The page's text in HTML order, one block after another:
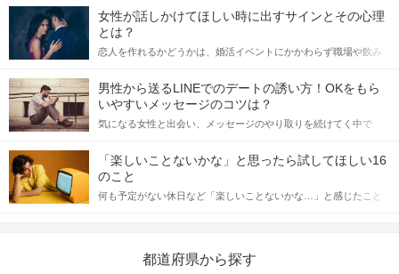
女性が話しかけてほしい時に出すサインとその心理
とは？
恋人を作れるかどうかは、婚活イベントにかかわらず職場や飲み
てアプローチできるかにも左右されます。 これから恋人作りを本
格的に始めようとしている方は、女性が異性を求めて出すサイン
をしっかりと理解し、正しい行動に移せるかどうかが重要。 この
記事では、女性が話しかけて欲しい時に出すサインとその心理を
合にどのような行動に繋げるべきかをご紹介していきます。
男性から送るLINEでのデートの誘い方！OKをもら
いやすいメッセージのコツは？
気になる女性と出会い、メッセージのやり取りを続けてく中で
しかし、中には「どう誘ったらいいの？」とお困りの男性もいら
っしゃるのではないでしょうか。 そこで今回は、男性から女性へ
送るLINEでのデートの誘い方のコツをご紹介します。例文も混じ
えながら解説するので、ぜひ参考にしてください。
「楽しいことないかな」と思ったら試してほしい16
のこと
何も予定がない休日など「楽しいことないかな…」と感じたこと
の楽しいことアイデアを集めました♪ いままさに楽しいことを探し
都道府県から探す